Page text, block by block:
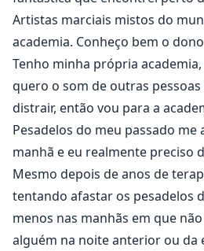
Artistas marciais mistos do
academia. Conheço bem o
Tenho minha própria
quero o som de outras
distrair, então vou para a
Pesadelos do meu passado
manhã e eu realmente preciso
Mesmo depois de anos de
tentando afastar os pesadelos
menos nas manhãs em que
alguém na noite anterior ou da